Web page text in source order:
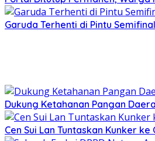
Garuda Terhenti di Pintu
Dukung Ketahanan Pangan
Cen Sui Lan Tuntaskan Kunker